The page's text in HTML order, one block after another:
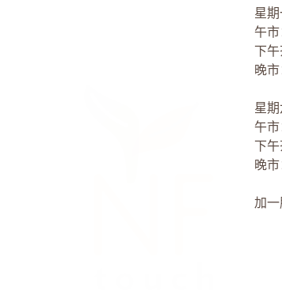
星
午
下
晚
星
午
下
晚
加